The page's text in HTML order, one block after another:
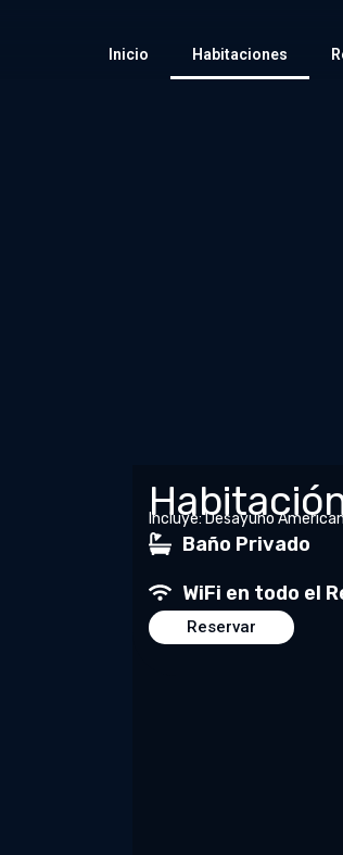
Inicio Habitaciones
Incluye: Desayuno
Baño Privado
WiFi en todo el
Reservar